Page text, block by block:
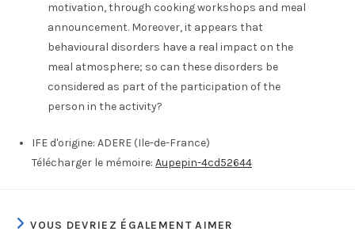
motivation, through cooking workshops and meal
announcement. Moreover, it appears that
behavioural disorders have a real impact on the
meal atmosphere; so can these disorders be
considered as part of the participation of the
person in the activity?
IFE d'origine: ADERE (Ile-de-France)
Télécharger le mémoire: Aupepin-4cd52644
VOUS DEVRIEZ ÉGALEMENT AIMER